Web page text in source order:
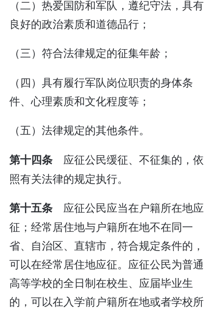
（二）热爱国防和军队，遵纪守法，具有
良好的政治素质和道德品行；
（三）符合法律规定的征集年龄；
（四）具有履行军队岗位职责的身体条
件、心理素质和文化程度等；
（五）法律规定的其他条件。
第十四条 应征公民缓征、不征集的，依
照有关法律的规定执行。
第十五条 应征公民应当在户籍所在地应
征；经常居住地与户籍所在地不在同一
省、自治区、直辖市，符合规定条件的，
可以在经常居住地应征。应征公民为普通
高等学校的全日制在校生、应届毕业生
的，可以在入学前户籍所在地或者学校所